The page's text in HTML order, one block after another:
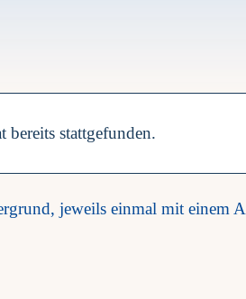
bereits stattgefunden.